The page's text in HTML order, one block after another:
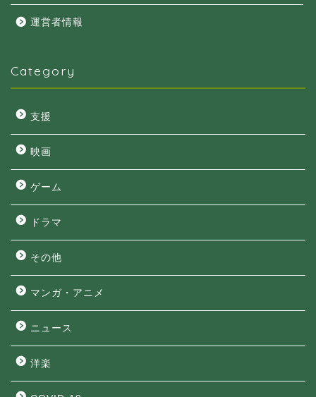
運営者情報
Category
支援
映画
ゲーム
ドラマ
その他
マンガ・アニメ
ニュース
洋楽